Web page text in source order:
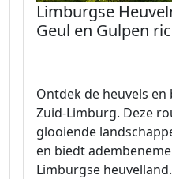
Limburgse
Geul en Gulpen
Ontdek de heuvels
Zuid-Limburg. Deze
glooiende
en biedt
Limburgse heuvelland.